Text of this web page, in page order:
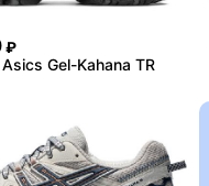
₽
Gel-Kahana TR